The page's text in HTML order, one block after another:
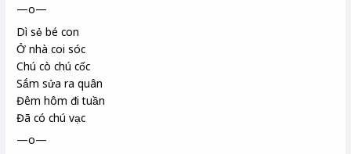
—o—
Dì sẻ bé con
Ở nhà coi sóc
Chú cò chú cốc
Sắm sửa ra quân
Đêm hôm đi tuần
Đã có chú vạc
—o—